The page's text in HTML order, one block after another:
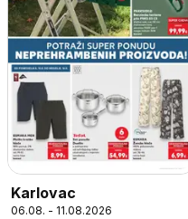
Karlovac
06.08. - 11.08.2026